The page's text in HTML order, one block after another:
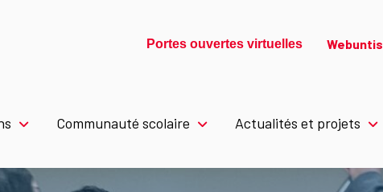
Portes ouvertes virtuelles Webuntis
Communauté scolaire Actualités et projets